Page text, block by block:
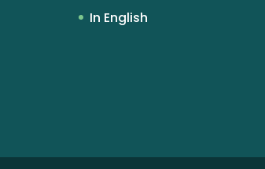
In English